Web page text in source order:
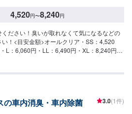
4,520円〜8,240円
ださい！臭いが取れなくて気になるなどの
！<目安金額>オールクリア・SS：4,520
L：6,060円・LL：6,490円・XL：8,240円当
ティッシュ１箱プレゼント中です！是非アプ
の車内消臭・車内除菌 3.0(1件)